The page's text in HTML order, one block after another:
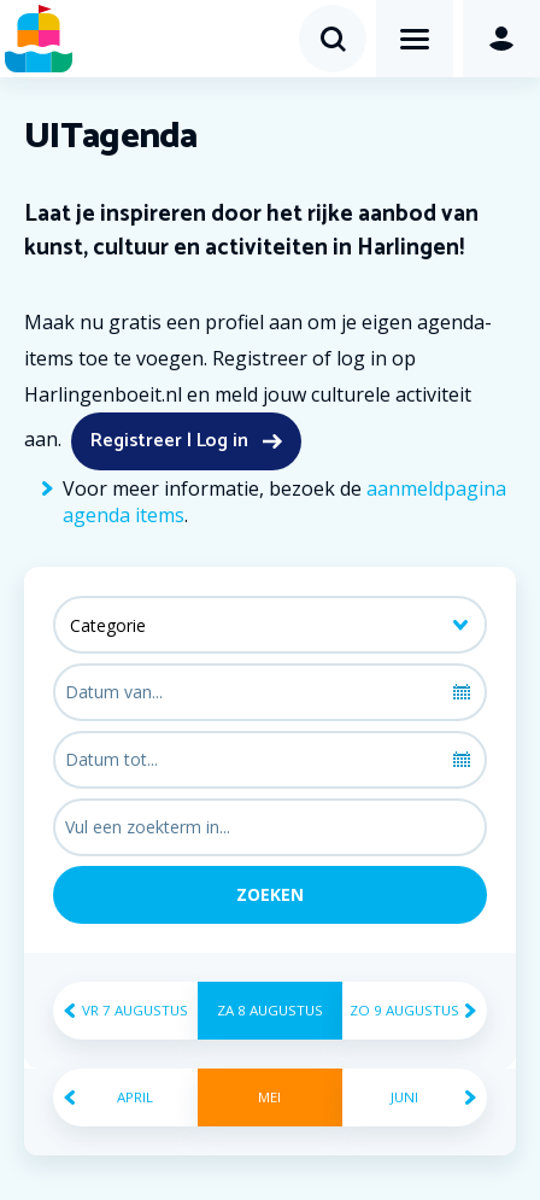
UITagenda
Laat je inspireren door het rijke aanbod van
kunst, cultuur en activiteiten in Harlingen!
Maak nu gratis een profiel aan om je eigen agenda-
items toe te voegen. Registreer of log in op
Harlingenboeit.nl en meld jouw culturele activiteit
aan.
Registreer | Log in
Voor meer informatie, bezoek de aanmeldpagina
agenda items.
VR 7 AUGUSTUS ZA 8 AUGUSTUS ZO 9 AUGUSTUS
APRIL MEI JUNI